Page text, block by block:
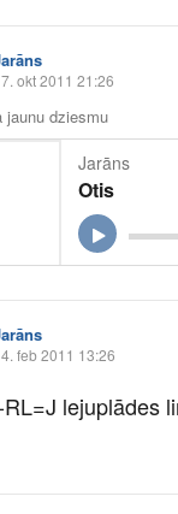
okt 2011 21:26
jaunu dziesmu
Jarāns
Otis
feb 2011 13:26
lejuplādes